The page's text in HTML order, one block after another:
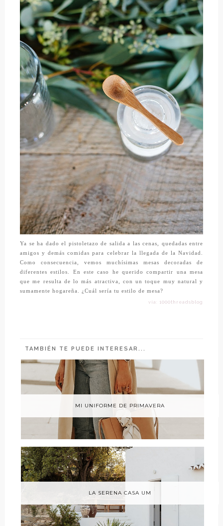
Ya se ha dado el pistoletazo de salida a las cenas, quedadas entre
amigos y demás comidas para celebrar la llegada de la Navidad.
Como consecuencia, vemos muchísimas mesas decoradas de
diferentes estilos. En este caso he querido compartir una mesa
que me resulta de lo más atractiva, con un toque muy natural y
sumamente hogareña. ¿Cuál sería tu estilo de mesa?
vía: 1000threadsblog
TAMBIÉN TE PUEDE INTERESAR...
MI UNIFORME DE PRIMAVERA
LA SERENA CASA UM